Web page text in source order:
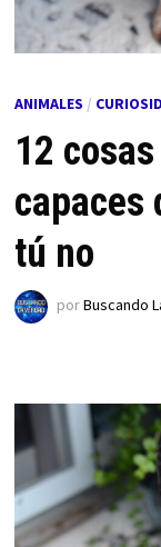
ANIMALES /
12
capaces
tú no
porBuscando